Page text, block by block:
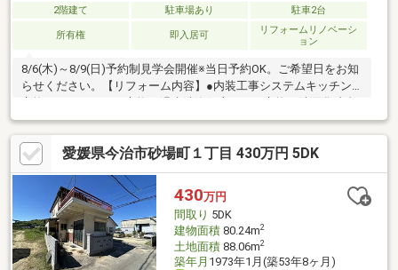
2階建て 駐車場あり 駐車2台
所有権 即入居可
リフォームリノベーシ
ョン
8/6(木)～8/9(日)予約制見学会開催※当日予約OK。ご希望日をお知
らせください。【リフォーム内容】●内装工事システムキッチン
交換、玄関扉交換、フローリング上張り、クロス張替え、畳表替
え、フロアタイル上張り、クッションフロア張替え、給湯器交
換、インターホン設置、火災警報器設置、照明LED交換【おすす
めポイント】・シロアリ防除工事施工後5年間保証・返済額や融資
可能額など、お客様のご希望にあわせてご提案。住宅ローンが初
めての方でもお気軽にご相談ください【周辺施設】・波止浜小学
校1800ｍ（徒歩23分）・北
愛媛県今治市砂場町１丁目 430万円 5DK
430万円
間取り 5DK
建物面積80.24m2
土地面積88.06m2
築年月 1973年1月(築53年8ヶ月)